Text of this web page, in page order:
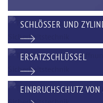
SCHLÖSSER UND
ERSATZSCHLÜSSEL
EINBRUCHSCHUTZ